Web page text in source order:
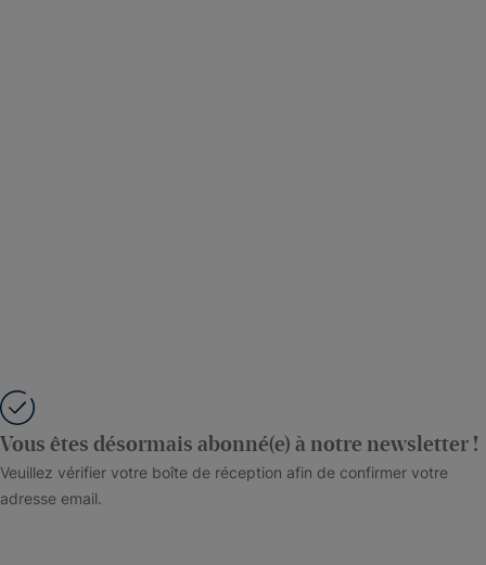
Vous êtes désormais abonné(e) à notre newsletter !
Veuillez vérifier votre boîte de réception afin de confirmer votre
adresse email.